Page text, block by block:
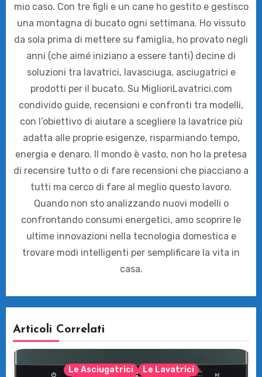
mio caso. Con tre figli e un cane ho gestito e gestisco
una montagna di bucato ogni settimana. Ho vissuto
da sola prima di mettere su famiglia, ho provato negli
anni (che aimé iniziano a essere tanti) decine di
soluzioni tra lavatrici, lavasciuga, asciugatrici e
prodotti per il bucato. Su MiglioriLavatrici.com
condivido guide, recensioni e confronti tra modelli,
con l’obiettivo di aiutare a scegliere la lavatrice più
adatta alle proprie esigenze, risparmiando tempo,
energia e denaro. Il mondo è vasto, non ho la pretesa
di recensire tutto o di fare recensioni che piacciano a
tutti ma cerco di fare al meglio questo lavoro.
Quando non sto analizzando nuovi modelli o
confrontando consumi energetici, amo scoprire le
ultime innovazioni nella tecnologia domestica e
trovare modi intelligenti per semplificare la vita in
casa.
Articoli Correlati
Le Asciugatrici
Le Lavatrici